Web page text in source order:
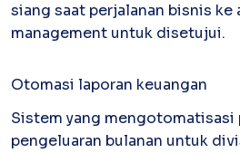
siang saat perjalanan bisnis ke
management untuk disetujui.
Otomasi laporan keuangan
Sistem yang mengotomatisasi
pengeluaran bulanan untuk